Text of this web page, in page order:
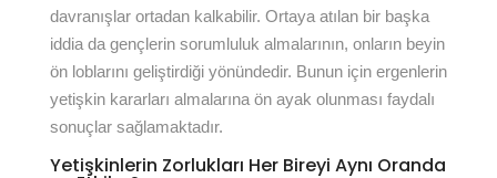
davranışlar ortadan kalkabilir. Ortaya atılan bir başka
iddia da gençlerin sorumluluk almalarının, onların beyin
ön loblarını geliştirdiği yönündedir. Bunun için ergenlerin
yetişkin kararları almalarına ön ayak olunması faydalı
sonuçlar sağlamaktadır.
Yetişkinlerin Zorlukları Her Bireyi Aynı Oranda